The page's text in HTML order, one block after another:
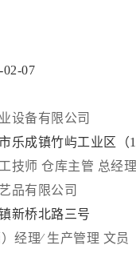
07
设备有限公司
乐成镇竹屿工业区（
技师 仓库主管 总经
品有限公司
新桥北路三号
经理∕ 生产管理 文员